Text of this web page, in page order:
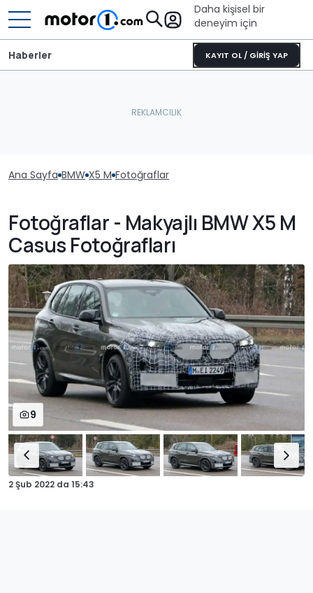
Daha kişisel bir
deneyim için
KAYIT OL / GİRİŞ YAP
Haberler
Ana Sayfa BMW X5 M Fotoğraflar
Fotoğraflar - Makyajlı BMW X5 M
Casus Fotoğrafları
9
2 Şub 2022 da 15:43